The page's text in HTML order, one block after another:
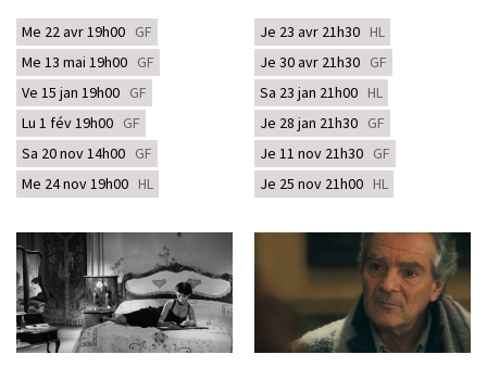
Une immersion dans la musique : Alain Resnais
au travail
Conférence de François Thomas
Discussion avec Renato Berta
À propos de "Smoking / No Smoking" d'Alain Resnais
Me 22 avr 19h00 GF
Me 13 mai 19h00 GF
Ve 15 jan 19h00 GF
Lu 1 fév 19h00 GF
Sa 20 nov 14h00 GF
Me 24 nov 19h00 HL
Je 23 avr 21h30 HL
Je 30 avr 21h30 GF
Sa 23 jan 21h00 HL
Je 28 jan 21h30 GF
Je 11 nov 21h30 GF
Je 25 nov 21h00 HL